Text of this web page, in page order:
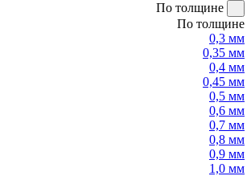
По толщине
По толщине
0,3 мм
0,35 мм
0,4 мм
0,45 мм
0,5 мм
0,6 мм
0,7 мм
0,8 мм
0,9 мм
1,0 мм